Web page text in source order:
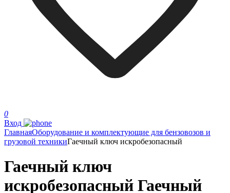
0
Вход
ГлавнаяОборудование и комплектующие для бензовозов и
грузовой техникиГаечный ключ искробезопасный
Гаечный ключ
искробезопасный Гаечный